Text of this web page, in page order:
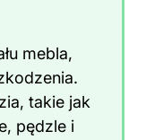
mebla,
takie jak
pędzle i